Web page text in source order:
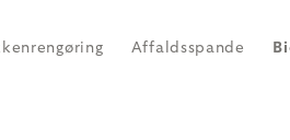
Affaldsspande